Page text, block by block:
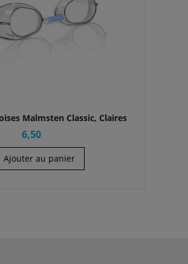
Malmsten Classic, Claires
6,50
Ajouter au panier